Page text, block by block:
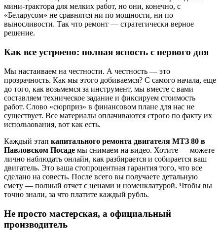
мини-трактора для мелких работ, но они, конечно, с
«Беларусом» не сравнятся ни по мощности, ни по
выносливости. Так что ремонт — стратегически верное
решение.
Как все устроено: полная ясность с первого дня
Мы настаиваем на честности. А честность — это
прозрачность. Как мы этого добиваемся? С самого начала, еще
до того, как возьмемся за инструмент, мы вместе с вами
составляем техническое задание и фиксируем стоимость
работ. Слово «сюрприз» в финансовом плане для нас не
существует. Все материалы оплачиваются строго по факту их
использования, вот как есть.
Каждый этап капитального ремонта двигателя МТЗ 80 в
Павловском Посаде мы снимаем на видео. Хотите — можете
лично наблюдать онлайн, как разбирается и собирается ваш
двигатель. Это ваша стопроцентная гарантия того, что все
сделано на совесть. После всего вы получаете детальную
смету — полный отчет с ценами и номенклатурой. Чтобы вы
точно знали, за что платите каждый рубль.
Не просто мастерская, а официальный
производитель